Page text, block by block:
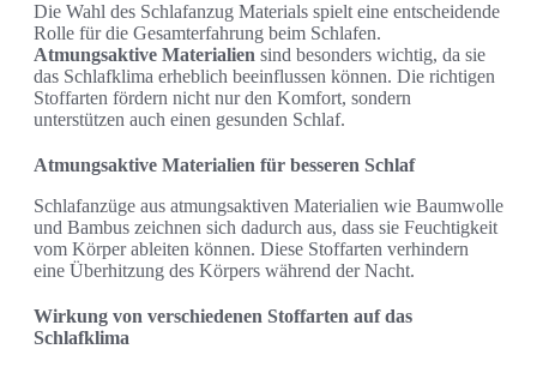
Die Wahl des Schlafanzug Materials spielt eine entscheidende
Rolle für die Gesamterfahrung beim Schlafen.
Atmungsaktive Materialien sind besonders wichtig, da sie
das Schlafklima erheblich beeinflussen können. Die richtigen
Stoffarten fördern nicht nur den Komfort, sondern
unterstützen auch einen gesunden Schlaf.
Atmungsaktive Materialien für besseren Schlaf
Schlafanzüge aus atmungsaktiven Materialien wie Baumwolle
und Bambus zeichnen sich dadurch aus, dass sie Feuchtigkeit
vom Körper ableiten können. Diese Stoffarten verhindern
eine Überhitzung des Körpers während der Nacht.
Wirkung von verschiedenen Stoffarten auf das
Schlafklima